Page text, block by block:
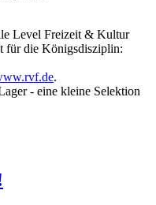
Level Freizeit & Kultur
für die Königsdisziplin:
.
- eine kleine Selektion